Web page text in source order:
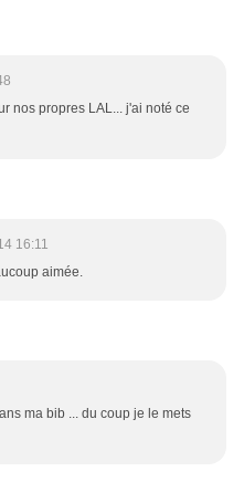
nos propres LAL... j'ai noté ce
16:11
aimée.
ma bib ... du coup je le mets